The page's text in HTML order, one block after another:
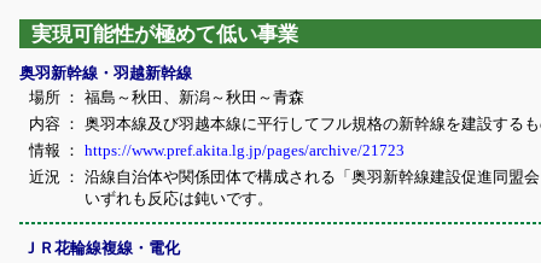
実現可能性が極めて低い事業
奥羽新幹線・羽越新幹線
場所 ： 福島～秋田、新潟～秋田～青森
内容 ： 奥羽本線及び羽越本線に平行してフル規格の新幹線を建設する
情報 ： https://www.pref.akita.lg.jp/pages/archive/21723
近況 ： 沿線自治体や関係団体で構成される「奥羽新幹線建設促進同盟
いずれも反応は鈍いです。
ＪＲ花輪線複線・電化